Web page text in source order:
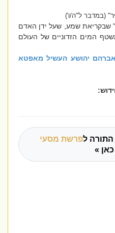
(במדבר ל"ה/ו')
שבקריאת שמע, שעל ידן האדם
המים הזדוניים של העולם
יהושע העשיל מאפטא
לפרשת מסעי
»